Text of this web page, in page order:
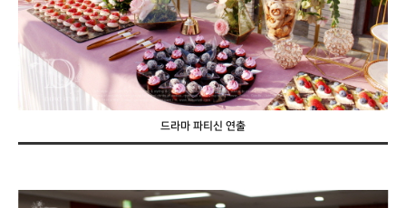
드라마 파티신 연출